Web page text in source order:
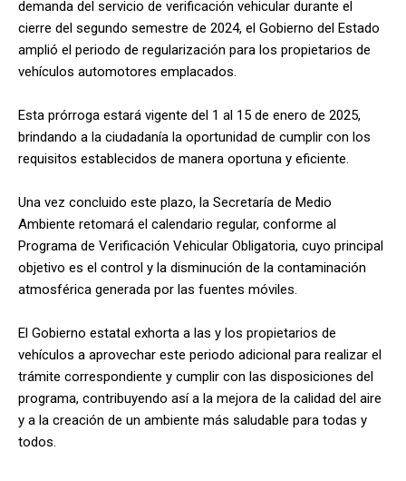
demanda del servicio de verificación vehicular durante el
cierre del segundo semestre de 2024, el Gobierno del Estado
amplió el periodo de regularización para los propietarios de
vehículos automotores emplacados.
Esta prórroga estará vigente del 1 al 15 de enero de 2025,
brindando a la ciudadanía la oportunidad de cumplir con los
requisitos establecidos de manera oportuna y eficiente.
Una vez concluido este plazo, la Secretaría de Medio
Ambiente retomará el calendario regular, conforme al
Programa de Verificación Vehicular Obligatoria, cuyo principal
objetivo es el control y la disminución de la contaminación
atmosférica generada por las fuentes móviles.
El Gobierno estatal exhorta a las y los propietarios de
vehículos a aprovechar este periodo adicional para realizar el
trámite correspondiente y cumplir con las disposiciones del
programa, contribuyendo así a la mejora de la calidad del aire
y a la creación de un ambiente más saludable para todas y
todos.